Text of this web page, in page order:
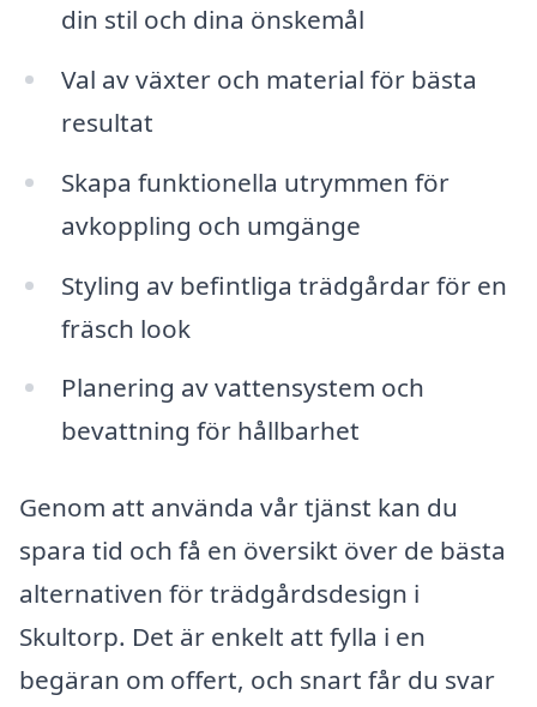
din stil och dina önskemål
Val av växter och material för bästa
resultat
Skapa funktionella utrymmen för
avkoppling och umgänge
Styling av befintliga trädgårdar för en
fräsch look
Planering av vattensystem och
bevattning för hållbarhet
Genom att använda vår tjänst kan du
spara tid och få en översikt över de bästa
alternativen för trädgårdsdesign i
Skultorp. Det är enkelt att fylla i en
begäran om offert, och snart får du svar